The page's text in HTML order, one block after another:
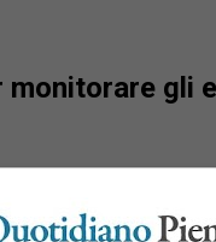
monitorare